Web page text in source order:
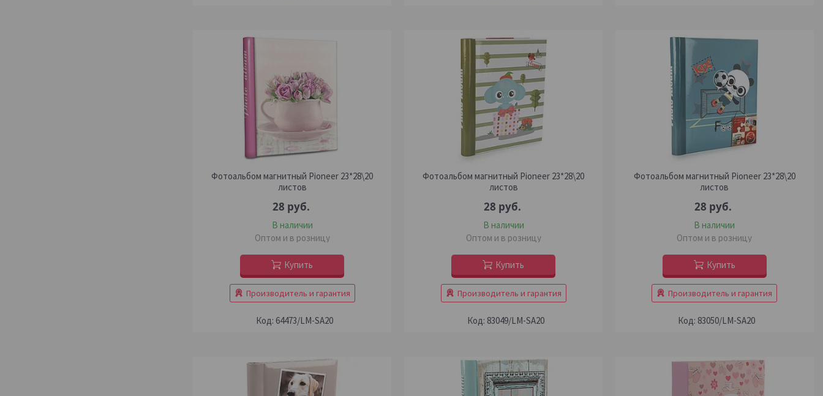
Фотоальбом магнитный Pioneer 23*28\20
листов
28 руб.
В наличии
Оптом и в розницу
Купить
Производитель и гарантия
64473/LM-SA20
Фотоальбом магнитный Pioneer 23*28\20
листов
28 руб.
В наличии
Оптом и в розницу
Купить
Производитель и гарантия
83049/LM-SA20
Фотоальбом магнитный Pioneer 23*28\20
листов
28 руб.
В наличии
Оптом и в розницу
Купить
Производитель и гарантия
83050/LM-SA20